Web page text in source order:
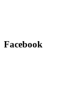
Facebook